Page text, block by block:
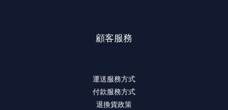
顧客服務
運送服務方式
付款服務方式
退換貨政策